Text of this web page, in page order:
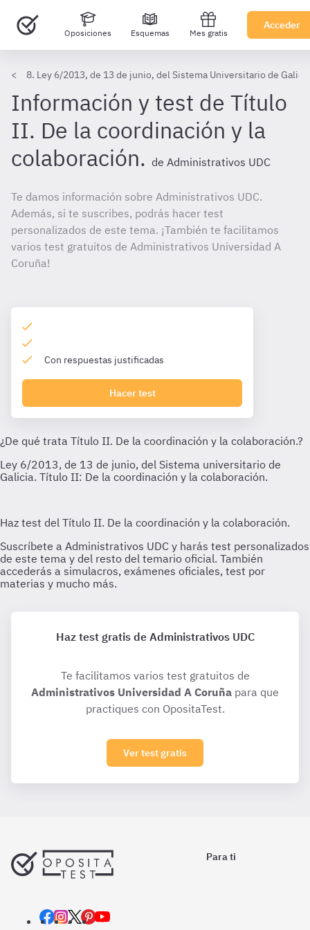
Oposiciones Esquemas Mes gratis
Acceder
8. Ley 6/2013, de 13 de junio, del Sistema Universitario de
Información y test de Título
II. De la coordinación y la
colaboración. de Administrativos UDC
Te damos información sobre Administrativos UDC.
Además, si te suscribes, podrás hacer test
personalizados de este tema. ¡También te facilitamos
varios test gratuitos de Administrativos Universidad A
Coruña!
Con respuestas justificadas
Hacer test
Haz test gratis de Administrativos UDC
Te facilitamos varios test gratuitos de
Administrativos Universidad A Coruña para que
practiques con OpositaTest.
Ver test gratis
Para ti